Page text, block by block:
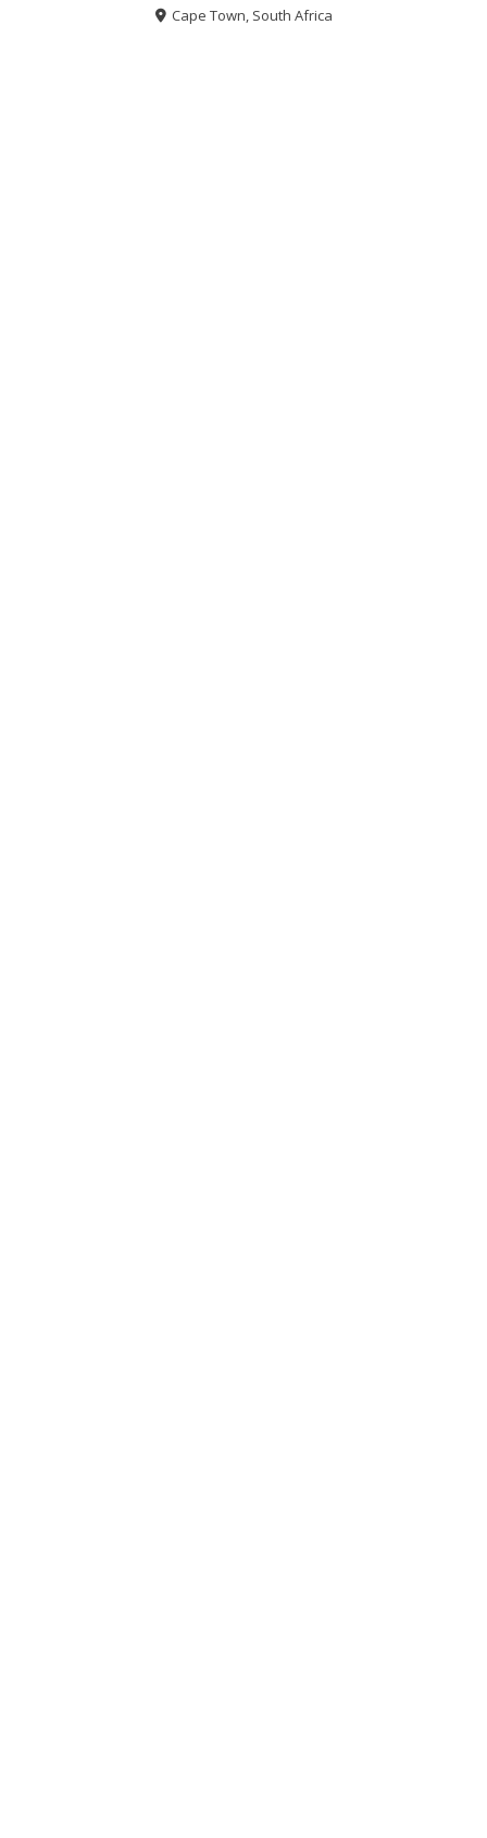
Cape Town, South Africa